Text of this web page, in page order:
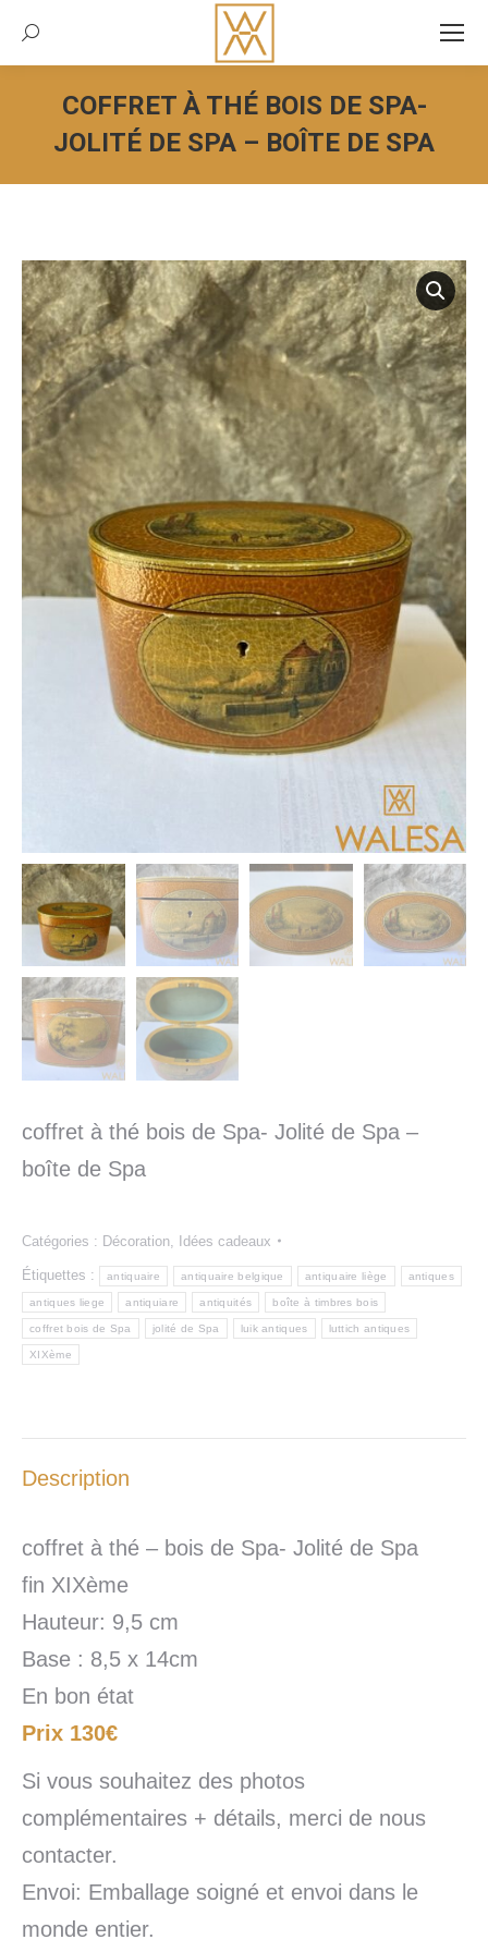
Recherche:
COFFRET À THÉ BOIS DE SPA-
JOLITÉ DE SPA – BOÎTE DE SPA
Vous êtes ici :
coffret à thé bois de Spa- Jolité de Spa –
boîte de Spa
Catégories : Décoration Idées cadeaux
Étiquettes : antiquaire antiquaire belgique antiquaire liège antiques
antiques liege antiquiare antiquités boîte à timbres bois
coffret bois de Spa jolité de Spa luik antiques luttich antiques
XIXème
Description
coffret à thé – bois de Spa- Jolité de Spa
fin XIXème
Hauteur: 9,5 cm
Base : 8,5 x 14cm
En bon état
Prix 130€
Si vous souhaitez des photos
complémentaires + détails, merci de nous
contacter.
Envoi: Emballage soigné et envoi dans le
monde entier.